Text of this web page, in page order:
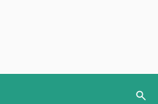
search